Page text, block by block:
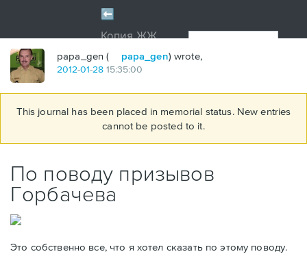
papa_gen ( papa_gen) wrote,
2012-01-28 15:35:00
This journal has been placed in memorial status. New entries
cannot be posted to it.
По поводу призывов
Горбачева
Это собственно все, что я хотел сказать по этому поводу.